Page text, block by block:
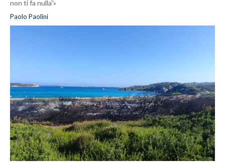
non ti fa nulla”»
Paolo Paolini